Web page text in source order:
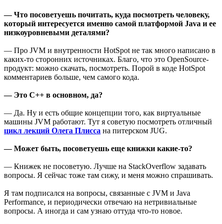
— Что посоветуешь почитать, куда посмотреть человеку,
который интересуется именно самой платформой Java и ее
низкоуровневыми деталями?
— Про JVM и внутренности HotSpot не так много написано в
каких-то сторонних источниках. Благо, что это OpenSource-
продукт: можно скачать, посмотреть. Порой в коде HotSpot
комментариев больше, чем самого кода.
— Это C++ в основном, да?
— Да. Ну и есть общие концепции того, как виртуальные
машины JVM работают. Тут я советую посмотреть отличный
цикл лекций Олега Плисса на питерском JUG.
— Может быть, посоветуешь еще книжки какие-то?
— Книжек не посоветую. Лучше на StackOverflow задавать
вопросы. Я сейчас тоже там сижу, и меня можно спрашивать.
Я там подписался на вопросы, связанные с JVM и Java
Performance, и периодически отвечаю на нетривиальные
вопросы. А иногда и сам узнаю оттуда что-то новое.